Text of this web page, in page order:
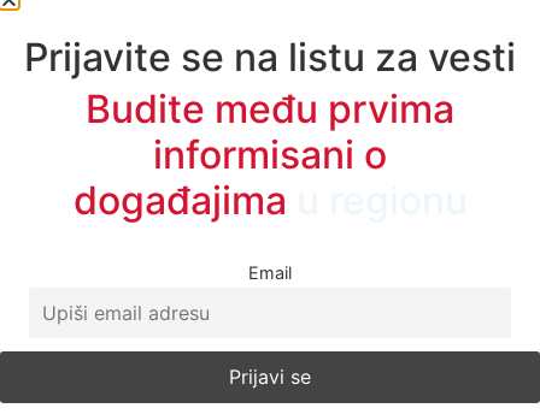
Povezane vesti:
Prijavite se na listu za vesti
Budite među prvima
informisani o
događajima
Email